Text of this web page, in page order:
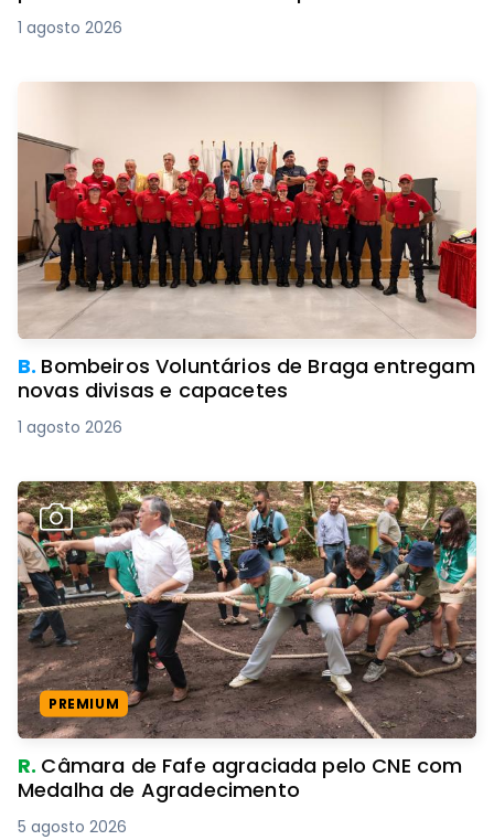
1 agosto 2026
B. Bombeiros Voluntários de Braga entregam
novas divisas e capacetes
1 agosto 2026
PREMIUM
R. Câmara de Fafe agraciada pelo CNE com
Medalha de Agradecimento
5 agosto 2026